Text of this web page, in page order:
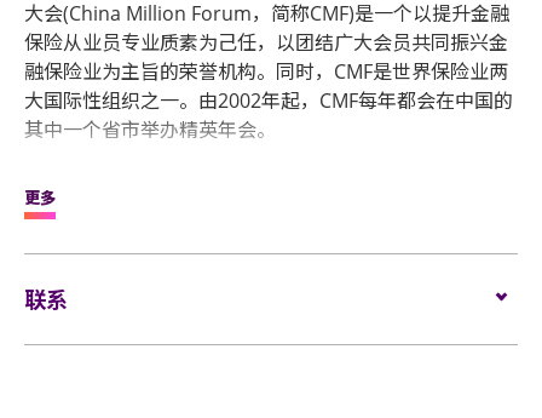
大会(China Million Forum，简称CMF)是一个以提升金融
保险从业员专业质素为己任，以团结广大会员共同振兴金
融保险业为主旨的荣誉机构。同时，CMF是世界保险业两
大国际性组织之一。由2002年起，CMF每年都会在中国的
其中一个省市举办精英年会。
本年度CMF精英年会选址香港，香港财政司司长陈茂波先
生将应邀以主礼嘉宾的身份出席CMF精英年会的盛大开幕
大会亦会邀请香港各大商会会长以及工商界﹑金融界精英
更多
联系